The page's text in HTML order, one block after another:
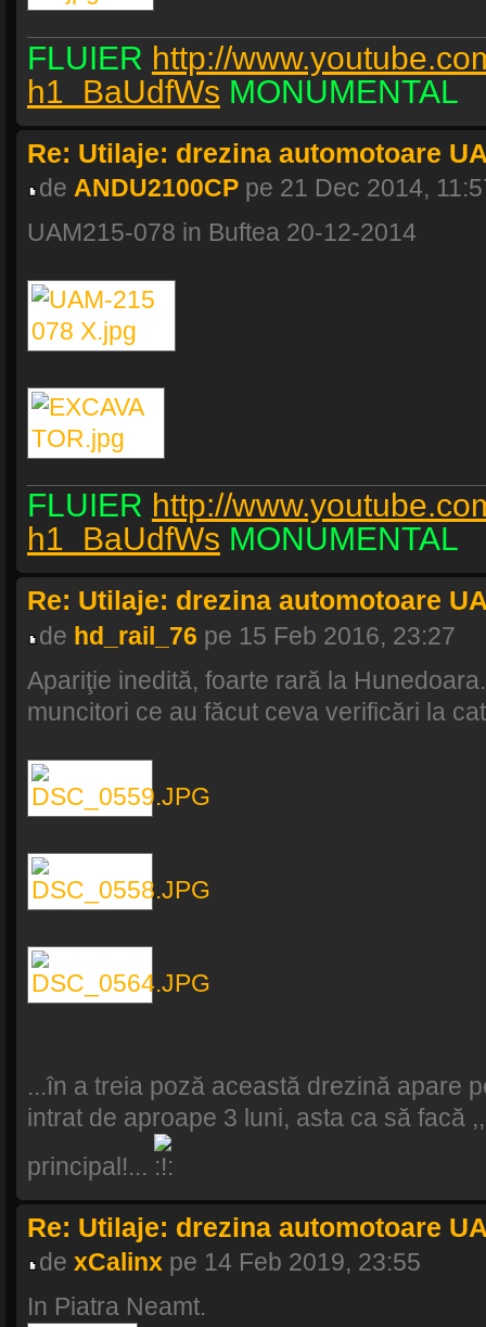
FLUIER http://
h1_BaUdfWs MONUMENTAL
Re: Utilaje: drezina automotoare
de ANDU2100CPpe 21 Dec 2014,
UAM215-078 in Buftea 20-12-2014
FLUIER http://
h1_BaUdfWs MONUMENTAL
Re: Utilaje: drezina automotoare
de hd_rail_76 pe 15 Feb 2016, 23:27
Apariţie inedită, foarte rară la
muncitori ce au făcut ceva verificări la
...în a treia poză această drezină apare
intrat de aproape 3 luni, asta ca să facă
principal!...
Re: Utilaje: drezina automotoare
de xCalinx pe 14 Feb 2019, 23:55
In Piatra Neamt.